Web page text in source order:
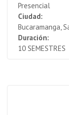
Presencial
Ciudad:
Bucaramanga,
Duración:
10 SEMESTRES